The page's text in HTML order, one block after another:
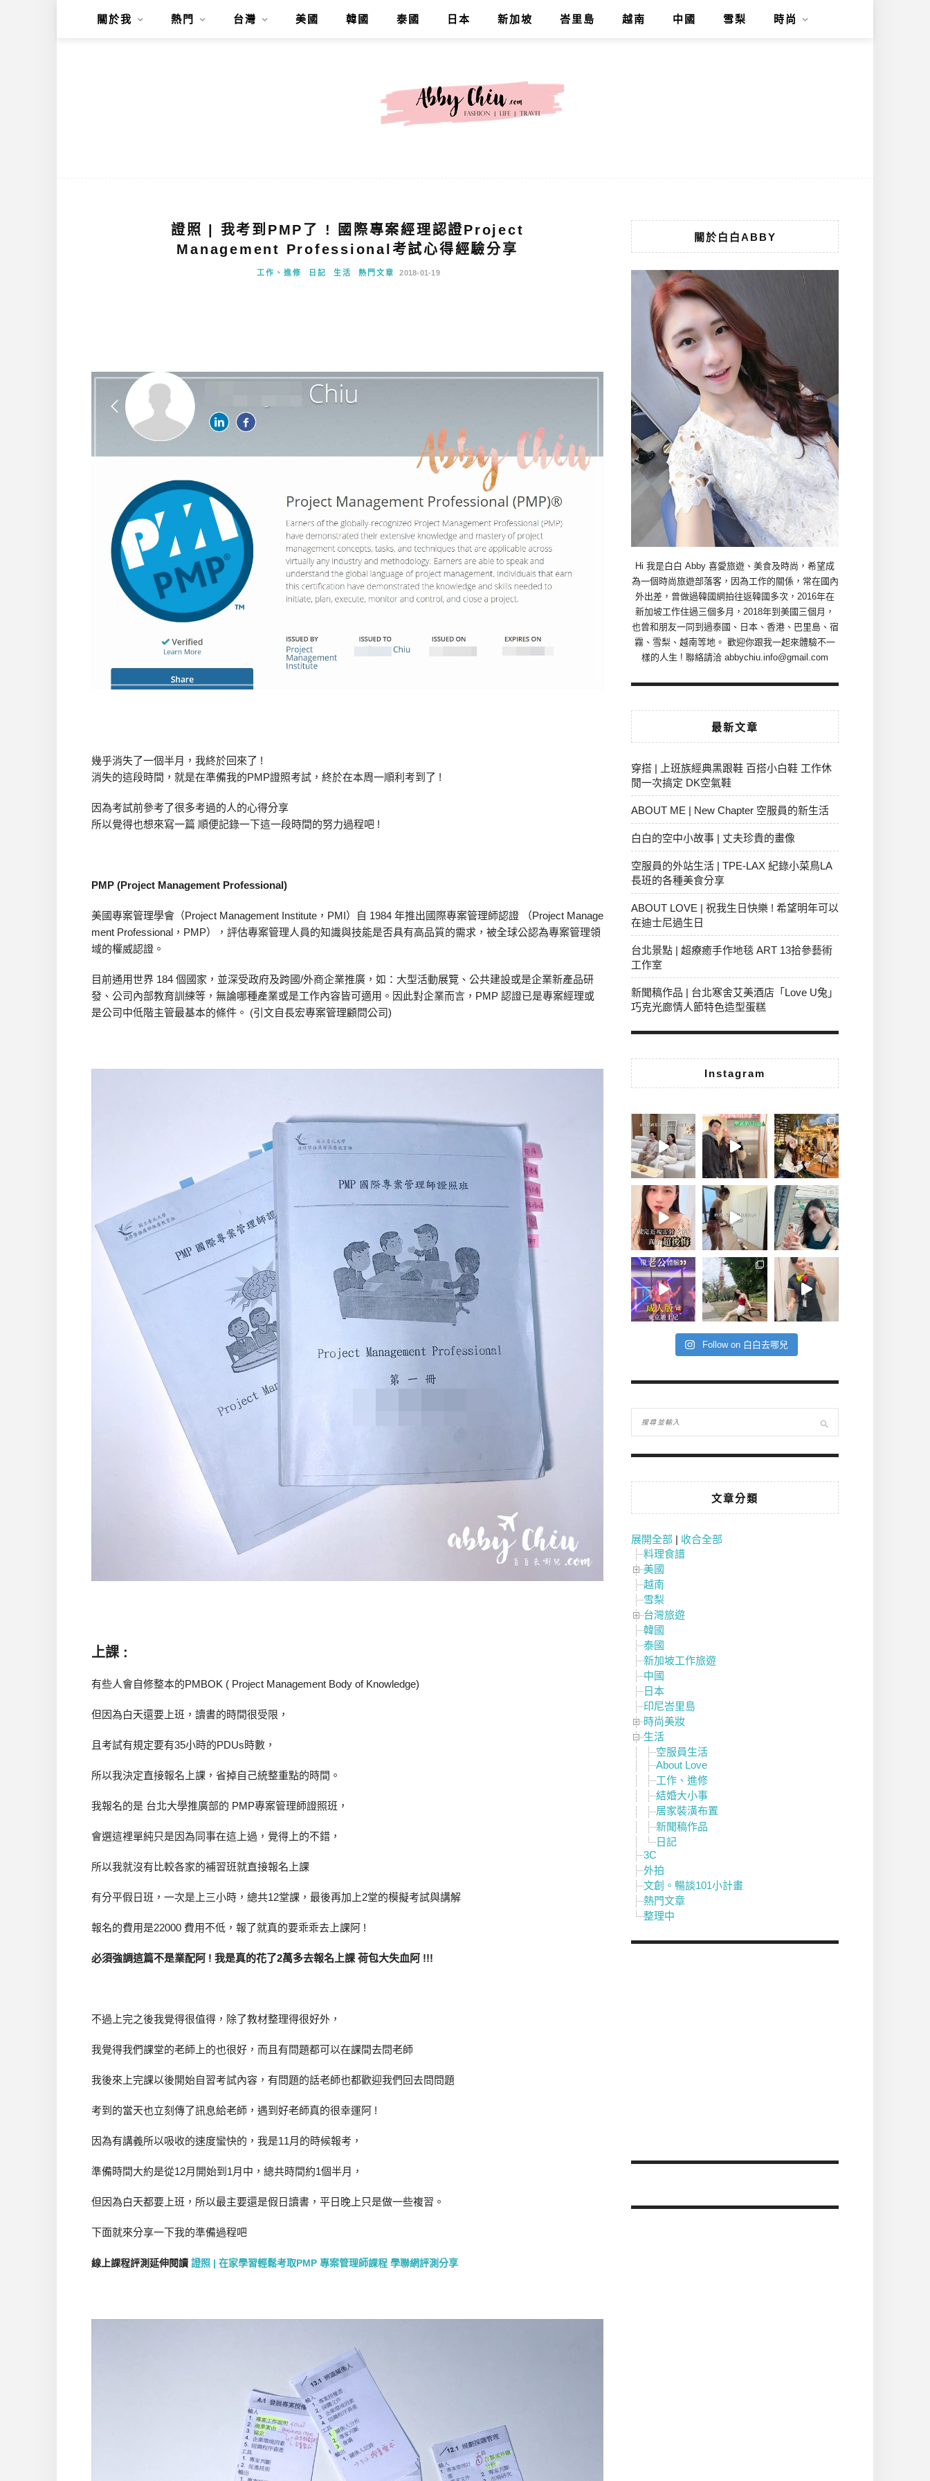
關於我 熱門 台灣 美國 韓國 泰國 日本 新加坡 峇里島 越南 中國 雪梨 時尚
證照 | 我考到PMP了 ! 國際專案經理認證Project
Management Professional考試心得經驗分享
工作、進修 日記 生活 熱門文章 2018-01-19
幾乎消失了一個半月，我終於回來了 !
消失的這段時間，就是在準備我的PMP證照考試，終於在本周一順利考到了 !
因為考試前參考了很多考過的人的心得分享
所以覺得也想來寫一篇 順便記錄一下這一段時間的努力過程吧 !
PMP (Project Management Professional)
美國專案管理學會（Project Management Institute，PMI）自 1984 年推出國際專案管理師認證 （Project Manage
ment Professional，PMP），評估專案管理人員的知識與技能是否具有高品質的需求，被全球公認為專案管理領
域的權威認證。
目前通用世界 184 個國家，並深受政府及跨國/外商企業推廣，如：大型活動展覽、公共建設或是企業新產品研
發、公司內部教育訓練等，無論哪種產業或是工作內容皆可適用。因此對企業而言，PMP 認證已是專案經理或
是公司中低階主管最基本的條件。 (引文自長宏專案管理顧問公司)
上課 :
有些人會自修整本的PMBOK ( Project Management Body of Knowledge)
但因為白天還要上班，讀書的時間很受限，
且考試有規定要有35小時的PDUs時數，
所以我決定直接報名上課，省掉自己統整重點的時間。
我報名的是 台北大學推廣部的 PMP專案管理師證照班，
會選這裡單純只是因為同事在這上過，覺得上的不錯，
所以我就沒有比較各家的補習班就直接報名上課
有分平假日班，一次是上三小時，總共12堂課，最後再加上2堂的模擬考試與講解
報名的費用是22000 費用不低，報了就真的要乖乖去上課阿 !
必須強調這篇不是業配阿 ! 我是真的花了2萬多去報名上課 荷包大失血阿 !!!
不過上完之後我覺得很值得，除了教材整理得很好外，
我覺得我們課堂的老師上的也很好，而且有問題都可以在課間去問老師
我後來上完課以後開始自習考試內容，有問題的話老師也都歡迎我們回去問問題
考到的當天也立刻傳了訊息給老師，遇到好老師真的很幸運阿 !
因為有講義所以吸收的速度蠻快的，我是11月的時候報考，
準備時間大約是從12月開始到1月中，總共時間約1個半月，
但因為白天都要上班，所以最主要還是假日讀書，平日晚上只是做一些複習。
下面就來分享一下我的準備過程吧
線上課程評測延伸閱讀 證照 | 在家學習輕鬆考取PMP 專案管理師課程 學聯網評測分享
關於白白ABBY
Hi 我是白白 Abby 喜愛旅遊、美食及時尚，希望成
為一個時尚旅遊部落客，因為工作的關係，常在國內
外出差，曾做過韓國網拍往返韓國多次，2016年在
新加坡工作住過三個多月，2018年到美國三個月，
也曾和朋友一同到過泰國、日本、香港、巴里島、宿
霧、雪梨、越南等地。 歡迎你跟我一起來體驗不一
樣的人生 ! 聯絡請洽 abbychiu.info@gmail.com
最新文章
穿搭 | 上班族經典黑跟鞋 百搭小白鞋 工作休
閒一次搞定 DK空氣鞋
ABOUT ME | New Chapter 空服員的新生活
白白的空中小故事 | 丈夫珍貴的畫像
空服員的外站生活 | TPE-LAX 紀錄小菜鳥LA
長班的各種美食分享
ABOUT LOVE | 祝我生日快樂 ! 希望明年可以
在迪士尼過生日
台北景點 | 超療癒手作地毯 ART 13拾參藝術
工作室
新聞稿作品 | 台北寒舍艾美酒店「Love U兔」
巧克光廊情人節特色造型蛋糕
Instagram
Follow on 白白去哪兒
文章分類
展開全部 | 收合全部
料理食譜
美國
越南
雪梨
台灣旅遊
韓國
泰國
新加坡工作旅遊
中國
日本
印尼峇里島
時尚美妝
生活
空服員生活
About Love
工作、進修
結婚大小事
居家裝潢布置
新聞稿作品
日記
3C
外拍
文創。暢談101小計畫
熱門文章
整理中